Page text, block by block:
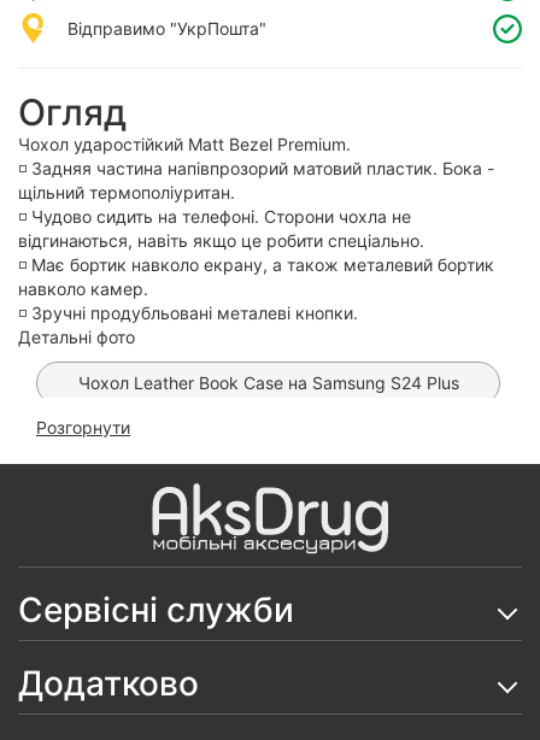
Відправимо "УкрПошта"
Огляд
Чохол ударостійкий Matt Bezel Premium.
◽️ Задняя частина напівпрозорий матовий пластик. Бока -
щільний термополіуритан.
◽️ Чудово сидить на телефоні. Сторони чохла не
відгинаються, навіть якщо це робити спеціально.
◽️ Має бортик навколо екрану, а також металевий бортик
навколо камер.
◽️ Зручні продубльовані металеві кнопки.
Детальні фото
Чохол Leather Book Case на Samsung S24 Plus
Чохол Premium Matt MagSafe на Samsung S24 Plus
Чохол Fibra Shock-Proof MagSafe на Samsung S24
Plus (Black)
Plus
Розгорнути
Сервісні служби
Додатково